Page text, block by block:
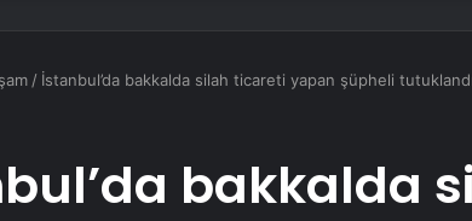
/ İstanbul’da bakkalda silah ticareti yapan şüpheli tutuklandı
bakkalda